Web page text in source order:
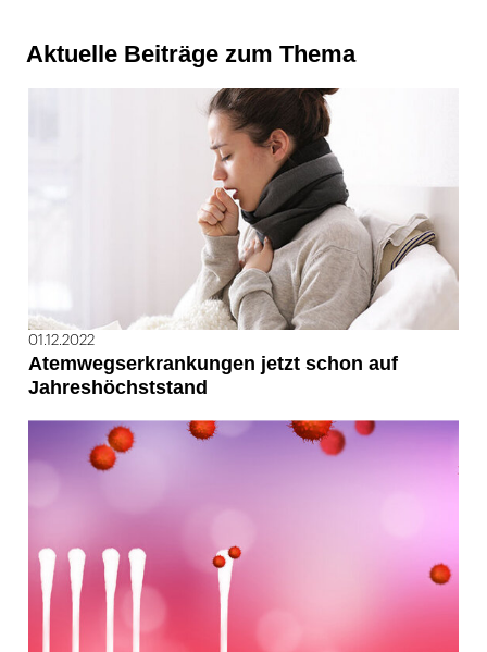
Aktuelle Beiträge zum Thema
01.12.2022
Atemwegserkrankungen jetzt schon auf
Jahreshöchststand